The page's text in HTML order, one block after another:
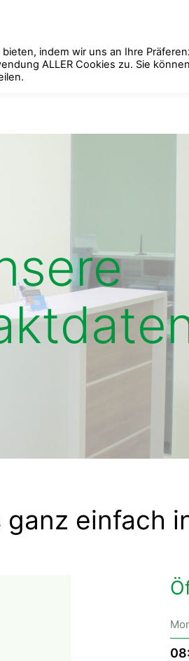
Leistungen Team
einfach
indem wir uns an Ihre
ALLER Cookies zu. Sie können